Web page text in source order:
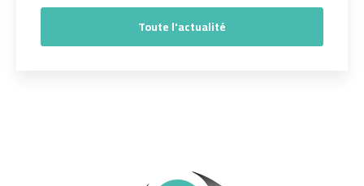
Toute l'actualité